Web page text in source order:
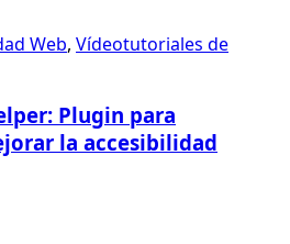
Web, Vídeotutoriales de
Plugin para
la accesibilidad